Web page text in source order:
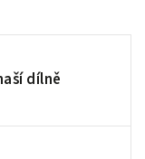
dílně